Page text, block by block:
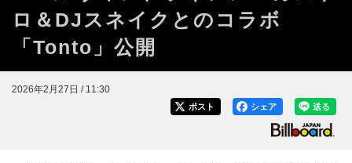
ロ＆DJスネイクとのコラボ
「Tonto」公開
2026年2月27日 / 11:30
送る
シェア
ポスト